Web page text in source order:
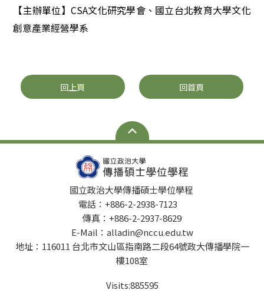
【主辦單位】CSA文化研究學會、國立台北教育大學文化
創意產業經營學系
回上頁 回首頁
國立政治大學傳播碩士學位學程
電話：+886-2-2938-7123
傳真：+886-2-2937-8629
E-Mail：alladin@nccu.edu.tw
地址：116011 台北市文山區指南路二段64號政大傳播學院一
樓108室
Visits:885595